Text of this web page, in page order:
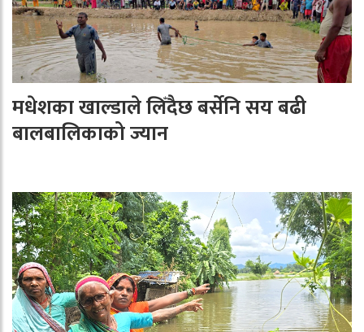
मधेशका खाल्डाले लिँदैछ बर्सेनि सय बढी
बालबालिकाको ज्यान